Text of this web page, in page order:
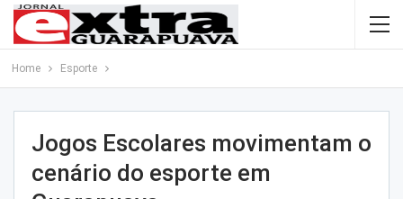
Home Esporte
Jogos Escolares movimentam o
cenário do esporte em